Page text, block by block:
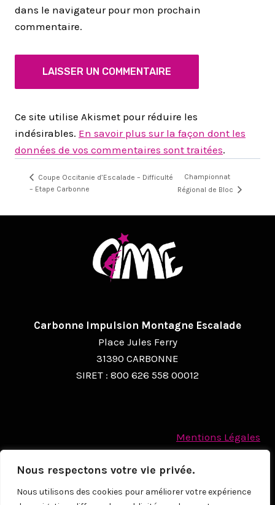
Nous respectons votre vie privée.
Nous utilisons des cookies pour améliorer votre expérience
dans le navigateur pour mon prochain
commentaire.
Ce site utilise Akismet pour réduire les
indésirables. En savoir plus sur la façon dont les
données de vos commentaires sont traitées.
Coupe Occitanie d’Escalade – Difficulté
– Etape Carbonne
Championnat
Régional de Bloc
Carbonne Impulsion Montagne Escalade
Place Jules Ferry
31390 CARBONNE
SIRET : 800 626 558 00012
Mentions Légales
Politique des cookies
Protection des Données à caractère personnel